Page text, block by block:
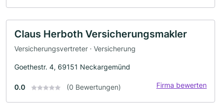
Claus Herboth Versicherungsmakler
Versicherungsvertreter · Versicherung
Goethestr. 4, 69151 Neckargemünd
0.0 (0 Bewertungen) Firma bewerten